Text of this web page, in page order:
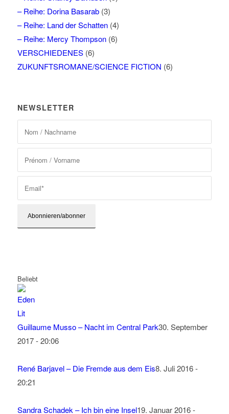
– Reihe: Dorina Basarab(3)
– Reihe: Land der Schatten(4)
– Reihe: Mercy Thompson(6)
VERSCHIEDENES(6)
ZUKUNFTSROMANE/SCIENCE FICTION (6)
NEWSLETTER
Beliebt
Guillaume Musso – Nacht im Central Park30. September
2017 - 20:06
René Barjavel – Die Fremde aus dem Eis8. Juli 2016 -
20:21
Sandra Schadek – Ich bin eine Insel19. Januar 2016 -